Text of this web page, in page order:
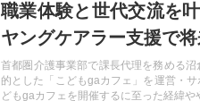
職業体験と世代交流を
ヤングケアラー支援で
首都圏介護事業部で課長代理を務める
的とした「こどもgaカフェ」を運営・
どもgaカフェを開催するに至った経緯や